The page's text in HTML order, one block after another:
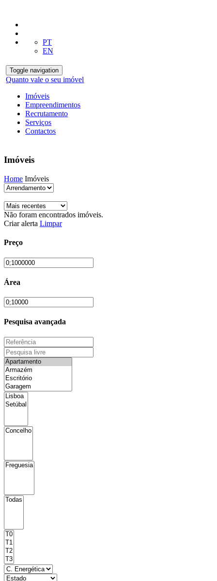
PT
EN
Toggle navigation
Quanto vale o seu imóvel
Imóveis
Empreendimentos
Recrutamento
Serviços
Contactos
Imóveis
Home Imóveis
Não foram encontrados imóveis.
Criar alerta Limpar
Preço
Área
Pesquisa avançada